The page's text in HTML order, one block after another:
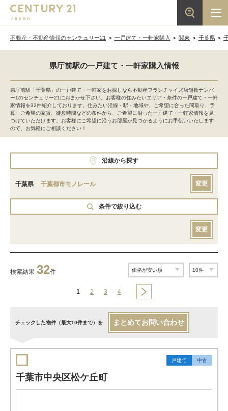
不動産・不動産情報のセンチュリー21 一戸建て・一軒家購入 関東 千葉県
県庁前駅の一戸建て・一軒家購入情報
県庁前駅「千葉県」の一戸建て・一軒家をお探しなら不動産フランチャイズ店舗数ナンバ
ー1のセンチュリー21におまかせ下さい。お客様の住みたいエリア・条件の一戸建て・一軒
家情報を32件紹介しております。住みたい沿線・駅・地域や、ご希望に合った間取り、予
算・ご希望の家賃、徒歩時間などの条件から、ご希望に沿った一戸建て・一軒家情報を見
つけていただけます。お客様にご希望に沿うお部屋が見つかるようにお手伝いいたします
ので、お気軽にご相談ください！
沿線から探す
千葉県 千葉都市モノレール 変更
条件で絞り込む
変更
検索結果 32件
1 2 3 4
チェックした物件（最大10件まで）を まとめてお問い合わせ
戸建て 中古
千葉市中央区松ケ丘町